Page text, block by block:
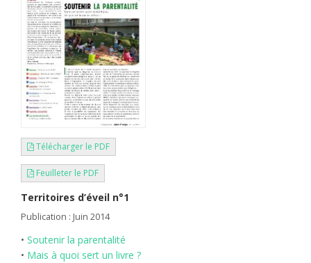
Télécharger le PDF
Feuilleter le PDF
Territoires d’éveil n°1
Publication : Juin 2014
• Soutenir la parentalité
• Mais à quoi sert un livre ?